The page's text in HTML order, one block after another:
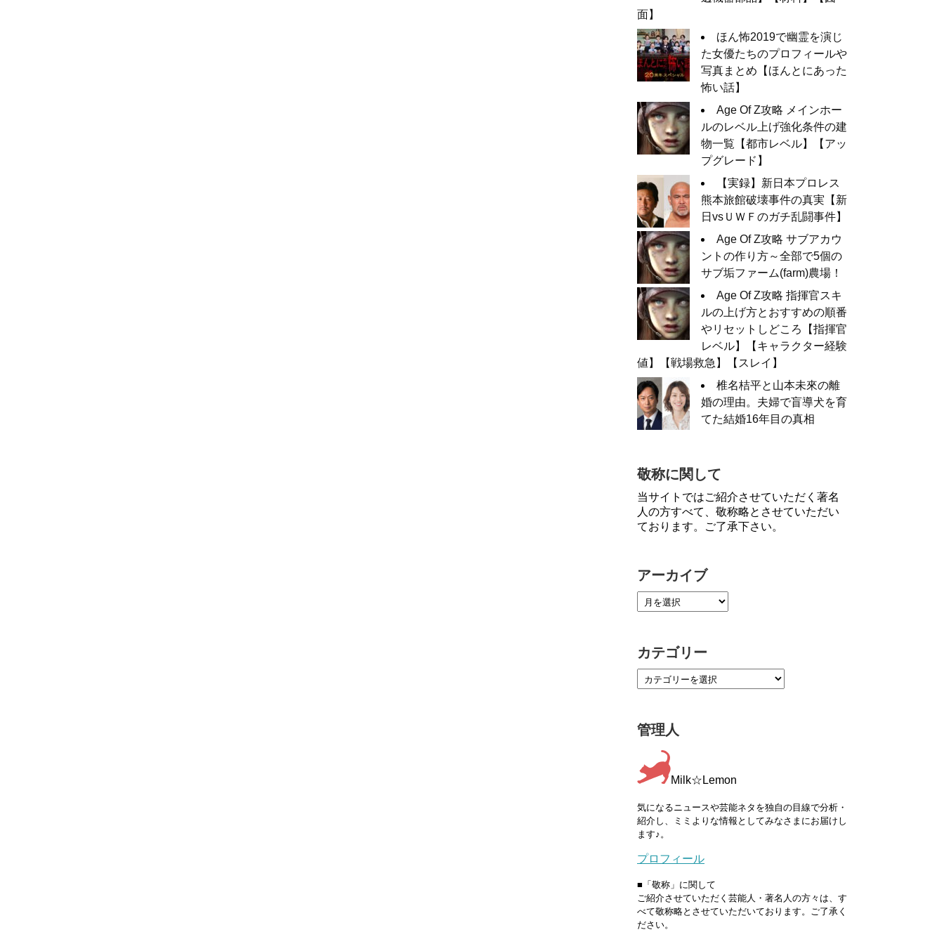
面】
ほん怖2019で幽霊を演じ
た女優たちのプロフィールや
写真まとめ【ほんとにあった
怖い話】
Age Of Z攻略 メインホー
ルのレベル上げ強化条件の建
物一覧【都市レベル】【アッ
プグレード】
【実録】新日本プロレス
熊本旅館破壊事件の真実【新
日vsＵＷＦのガチ乱闘事件】
Age Of Z攻略 サブアカウ
ントの作り方～全部で5個の
サブ垢ファーム(farm)農場！
Age Of Z攻略 指揮官スキ
ルの上げ方とおすすめの順番
やリセットしどころ【指揮官
レベル】【キャラクター経験
値】【戦場救急】【スレイ】
椎名桔平と山本未來の離
婚の理由。夫婦で盲導犬を育
てた結婚16年目の真相
敬称に関して
当サイトではご紹介させていただく著名
人の方すべて、敬称略とさせていただい
ております。ご了承下さい。
アーカイブ
カテゴリー
管理人
Milk☆Lemon
気になるニュースや芸能ネタを独自の目線で分析・
紹介し、ミミよりな情報としてみなさまにお届けし
ます♪。
プロフィール
■「敬称」に関して
ご紹介させていただく芸能人・著名人の方々は、す
べて敬称略とさせていただいております。ご了承く
ださい。